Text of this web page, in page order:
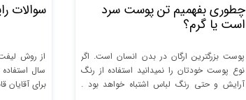
چطوری بفهمیم تن پوست سرد
است یا گرم؟
پوست بزرگترین ارگان در بدن انسان است. اگر
نوع پوست خودتان را نمیدانید استفاده از رنگ
آرایش و حتی رنگ لباس اشتباه خواهد بود .
سوالات
سال
برای آقایان